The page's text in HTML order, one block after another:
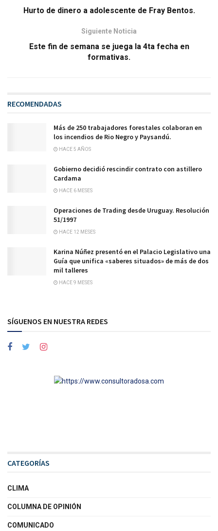
Hurto de dinero a adolescente de Fray Bentos.
Siguiente Noticia
Este fin de semana se juega la 4ta fecha en
formativas.
RECOMENDADAS
Más de 250 trabajadores forestales colaboran en
los incendios de Rio Negro y Paysandú.
HACE 5 AÑOS
Gobierno decidió rescindir contrato con astillero
Cardama
HACE 6 MESES
Operaciones de Trading desde Uruguay. Resolución
51/1997
HACE 12 MESES
Karina Núñez presentó en el Palacio Legislativo una
Guía que unifica «saberes situados» de más de dos
mil talleres
HACE 9 MESES
SÍGUENOS EN NUESTRA REDES
CATEGORÍAS
CLIMA
COLUMNA DE OPINIÓN
COMUNICADO